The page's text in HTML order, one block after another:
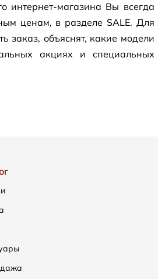
интернет-магазина Вы всегда
ценам, в разделе SALE. Для
заказ, объяснят, какие модели
акциях и специальных